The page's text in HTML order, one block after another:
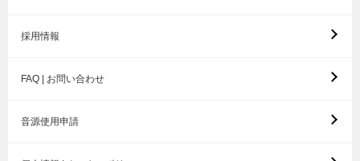
採用情報
FAQ | お問い合わせ
音源使用申請